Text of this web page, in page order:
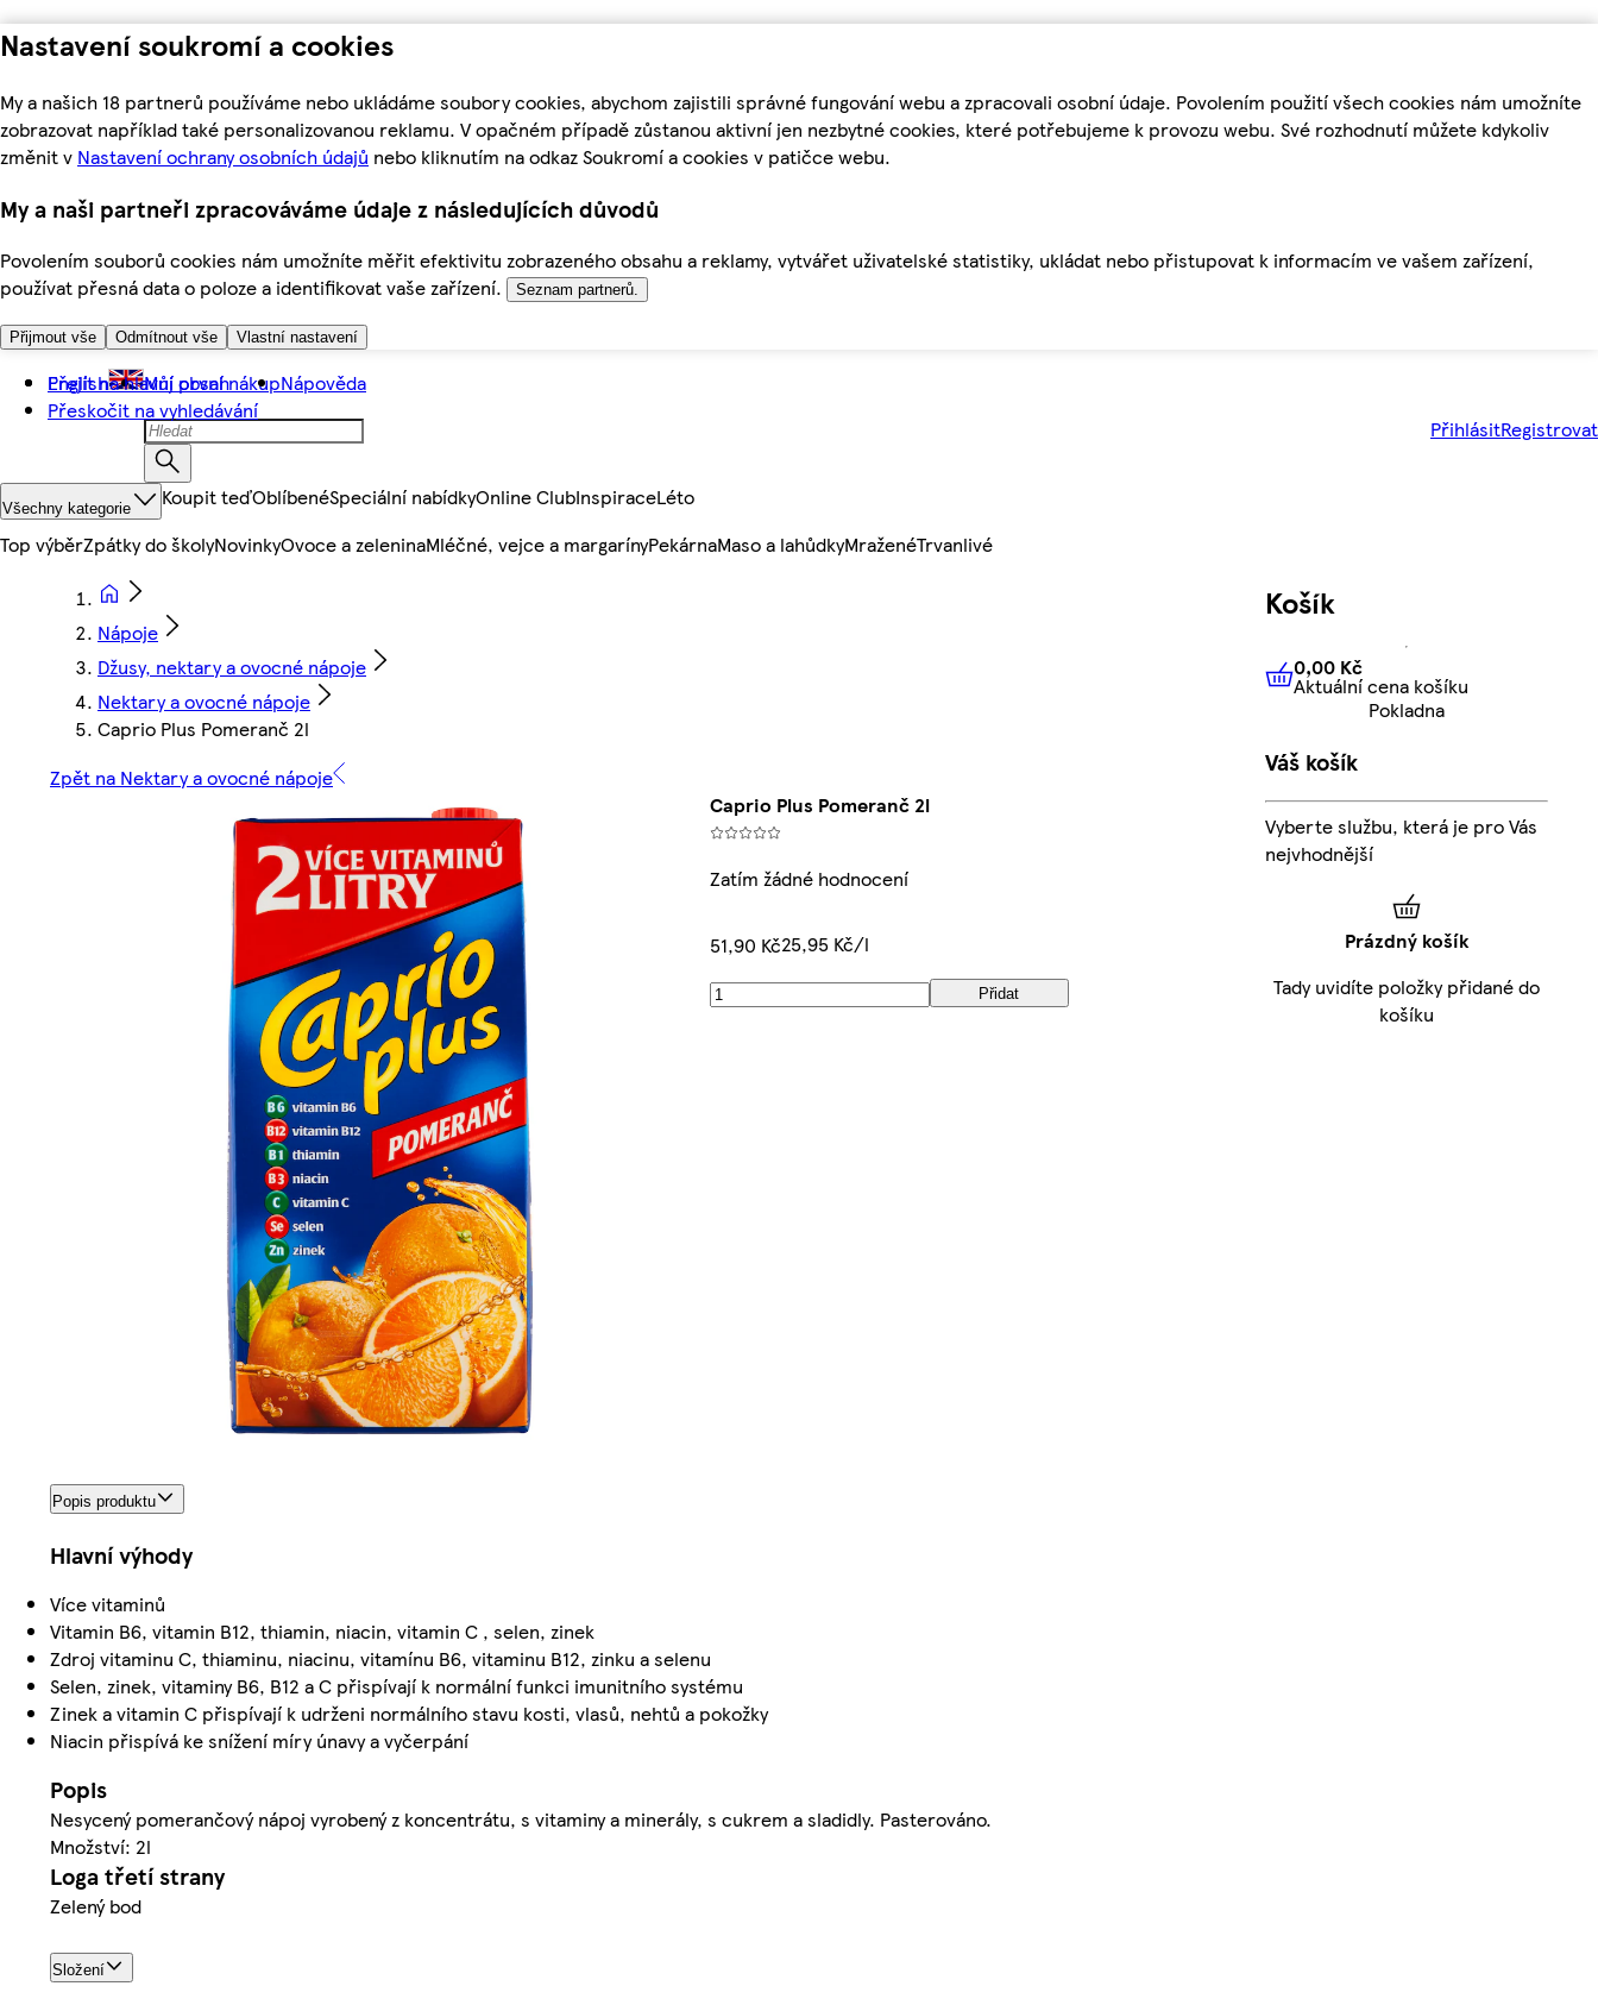
Nastavení soukromí a cookies
My a našich 18 partnerů používáme nebo ukládáme soubory cookies, abychom zajistili správné fungování webu a zpracovali osobní údaje. Povolením použití všech cookies nám umožníte
zobrazovat například také personalizovanou reklamu. V opačném případě zůstanou aktivní jen nezbytné cookies, které potřebujeme k provozu webu. Své rozhodnutí můžete kdykoliv
změnit v Nastavení ochrany osobních údajů nebo kliknutím na odkaz Soukromí a cookies v patičce webu.
My a naši partneři zpracováváme údaje z následujících důvodů
Povolením souborů cookies nám umožníte měřit efektivitu zobrazeného obsahu a reklamy, vytvářet uživatelské statistiky, ukládat nebo přistupovat k informacím ve vašem zařízení,
používat přesná data o poloze a identifikovat vaše zařízení.
Seznam partnerů.
Přijmout vše Odmítnout vše Vlastní nastavení
Přejít na hlavní obsah
Přeskočit na vyhledávání
English Můj první nákupNápověda
PřihlásitRegistrovat
Všechny kategorie Koupit teďOblíbenéSpeciální nabídkyOnline ClubInspiraceLéto
Top výběrZpátky do školyNovinkyOvoce a zeleninaMléčné, vejce a margarínyPekárnaMaso a lahůdkyMraženéTrvanlivé
Nápoje
Džusy, nektary a ovocné nápoje
Nektary a ovocné nápoje
Caprio Plus Pomeranč 2l
Zpět na Nektary a ovocné nápoje
Caprio Plus Pomeranč 2l
Zatím žádné hodnocení
51,90 Kč25,95 Kč/l
Přidat
Popis produktu
Hlavní výhody
Více vitaminů
Vitamin B6, vitamin B12, thiamin, niacin, vitamin C , selen, zinek
Zdroj vitaminu C, thiaminu, niacinu, vitamínu B6, vitaminu B12, zinku a selenu
Selen, zinek, vitaminy B6, B12 a C přispívají k normální funkci imunitního systému
Zinek a vitamin C přispívají k udrženi normálního stavu kosti, vlasů, nehtů a pokožky
Niacin přispívá ke snížení míry únavy a vyčerpání
Popis
Nesycený pomerančový nápoj vyrobený z koncentrátu, s vitaminy a minerály, s cukrem a sladidly. Pasterováno.
Množství: 2l
Loga třetí strany
Zelený bod
Složení
Košík
0,00 KčAktuální cena košíku
0,00 Kč
Aktuální cena košíku
Pokladna
Váš košík
Vyberte službu, která je pro Vás
nejvhodnější
Prázdný košík
Tady uvidíte položky přidané do
košíku